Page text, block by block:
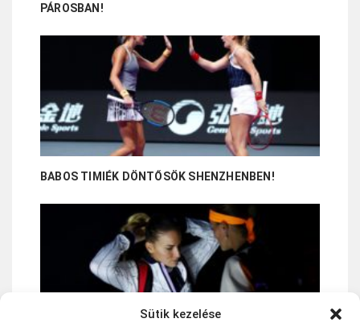
Sütik kezelése
PÁROSBAN!
BABOS TIMIÉK DÖNTŐSÖK SHENZHENBEN!